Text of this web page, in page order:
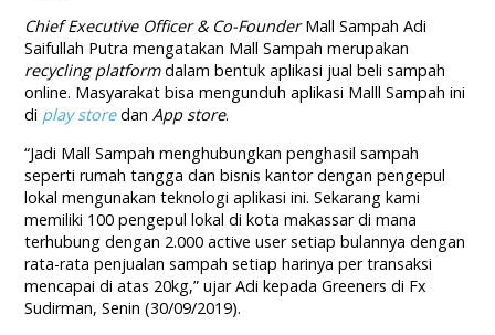
Chief Executive Officer & Co-FounderMall Sampah Adi
Saifullah Putra mengatakan Mall Sampah merupakan
recycling platformdalam bentuk aplikasi jual beli sampah
online. Masyarakat bisa mengunduh aplikasi Malll Sampah ini
di play storedanApp store.
“Jadi Mall Sampah menghubungkan penghasil sampah
seperti rumah tangga dan bisnis kantor dengan pengepul
lokal mengunakan teknologi aplikasi ini. Sekarang kami
memiliki 100 pengepul lokal di kota makassar di mana
terhubung dengan 2.000 active user setiap bulannya dengan
rata-rata penjualan sampah setiap harinya per transaksi
mencapai di atas 20kg,” ujar Adi kepada Greeners di Fx
Sudirman, Senin (30/09/2019).